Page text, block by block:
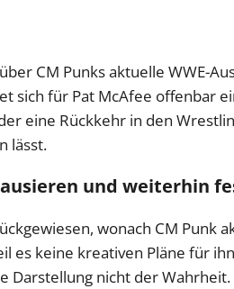
CM Punks aktuelle WWE-
sich für Pat McAfee offenbar
eine Rückkehr in den
lässt.
und weiterhin
wonach CM Punk
es keine kreativen Pläne für
Darstellung nicht der